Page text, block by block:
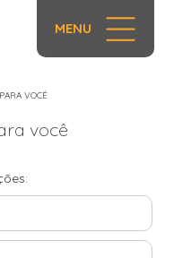
MENU
VOCÊ
você